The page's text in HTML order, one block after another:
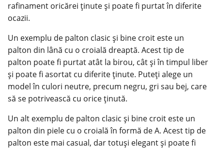
rafinament oricărei ținute și poate fi purtat în diferite
ocazii.
Un exemplu de palton clasic și bine croit este un
palton din lână cu o croială dreaptă. Acest tip de
palton poate fi purtat atât la birou, cât și în timpul liber
și poate fi asortat cu diferite ținute. Puteți alege un
model în culori neutre, precum negru, gri sau bej, care
să se potrivească cu orice ținută.
Un alt exemplu de palton clasic și bine croit este un
palton din piele cu o croială în formă de A. Acest tip de
palton este mai casual, dar totuși elegant și poate fi